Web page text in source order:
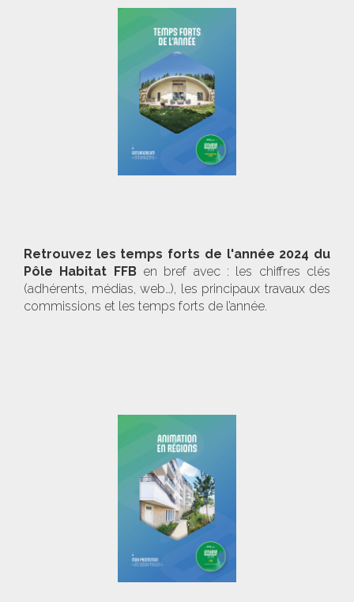
Retrouvez les temps forts de l'année 2024 du
Pôle Habitat FFBen bref avec : les chiffres clés
(adhérents, médias, web…), les principaux travaux des
commissions et les temps forts de l’année.